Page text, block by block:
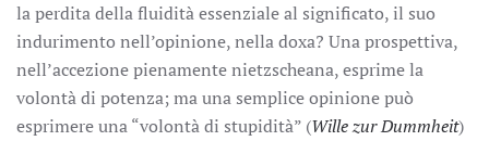
la perdita della fluidità essenziale al significato, il suo
indurimento nell’opinione, nella doxa? Una prospettiva,
nell’accezione pienamente nietzscheana, esprime la
volontà di potenza; ma una semplice opinione può
esprimere una “volontà di stupidità” (Wille zur Dummheit)